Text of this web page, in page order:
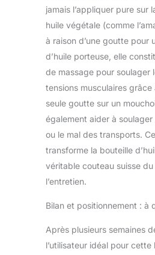
jamais l’appliquer pure sur
huile végétale (comme
à raison d’une goutte pour
d’huile porteuse, elle
de massage pour soulager
tensions musculaires
seule goutte sur un
également aider à
ou le mal des transports.
transforme la bouteille
véritable couteau suisse
l’entretien.
Bilan et positionnement : à
Après plusieurs semaines
l’utilisateur idéal pour cette